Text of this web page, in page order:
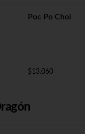
Poc Po Choi
$13.060